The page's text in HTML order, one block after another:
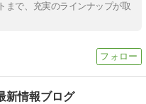
まで、充実のラインナップが取
新情報ブログ